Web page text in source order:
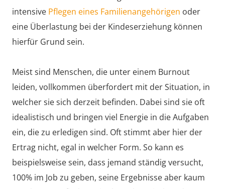
intensive Pflegen eines Familienangehörigen oder
eine Überlastung bei der Kindeserziehung können
hierfür Grund sein.
Meist sind Menschen, die unter einem Burnout
leiden, vollkommen überfordert mit der Situation, in
welcher sie sich derzeit befinden. Dabei sind sie oft
idealistisch und bringen viel Energie in die Aufgaben
ein, die zu erledigen sind. Oft stimmt aber hier der
Ertrag nicht, egal in welcher Form. So kann es
beispielsweise sein, dass jemand ständig versucht,
100% im Job zu geben, seine Ergebnisse aber kaum